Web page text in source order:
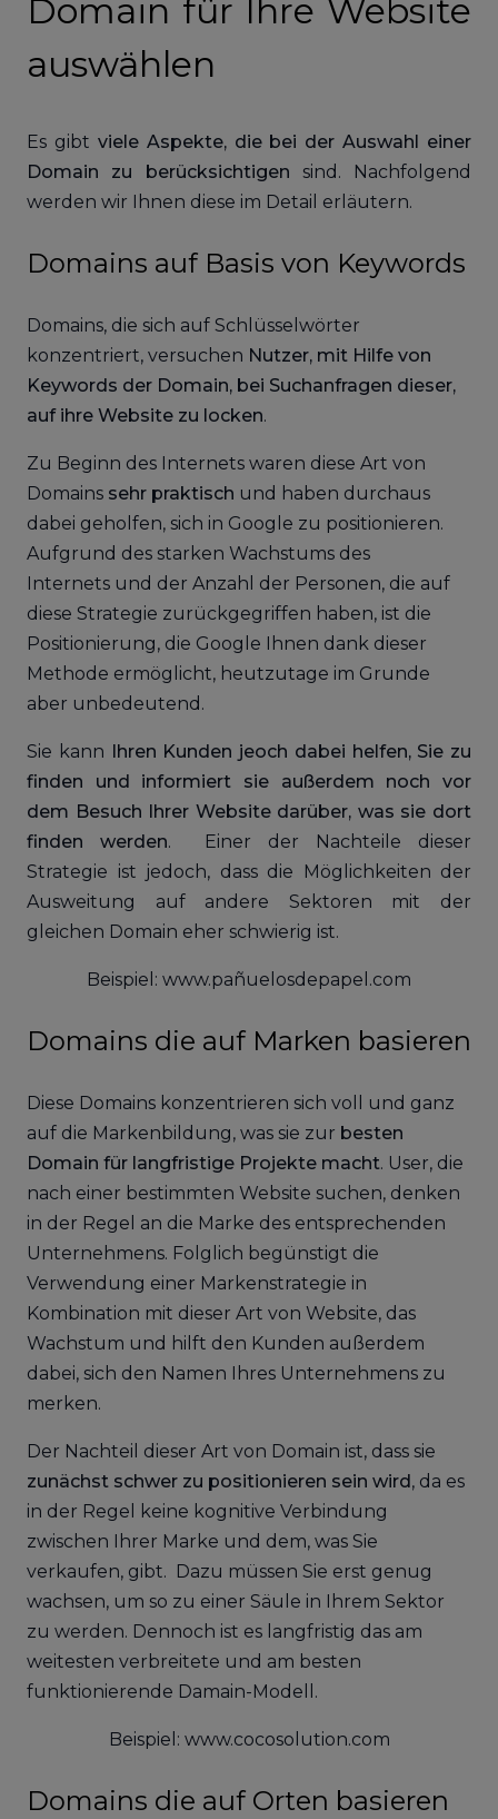
Domain für Ihre Website
auswählen
Es gibt viele Aspekte, die bei der Auswahl einer
Domain zu berücksichtigen sind. Nachfolgend
werden wir Ihnen diese im Detail erläutern.
Domains auf Basis von Keywords
Domains, die sich auf Schlüsselwörter
konzentriert, versuchen Nutzer, mit Hilfe von
Keywords der Domain, bei Suchanfragen dieser,
auf ihre Website zu locken.
Zu Beginn des Internets waren diese Art von
Domains sehr praktisch und haben durchaus
dabei geholfen, sich in Google zu positionieren.
Aufgrund des starken Wachstums des
Internets und der Anzahl der Personen, die auf
diese Strategie zurückgegriffen haben, ist die
Positionierung, die Google Ihnen dank dieser
Methode ermöglicht, heutzutage im Grunde
aber unbedeutend.
Sie kann
Ihren Kunden jeoch dabei helfen, Sie zu
finden und informiert sie außerdem noch vor
dem Besuch Ihrer Website darüber, was sie dort
finden werden. Einer der Nachteile dieser
Strategie ist jedoch, dass die Möglichkeiten der
Ausweitung auf andere Sektoren mit der
gleichen Domain eher schwierig ist.
Beispiel: www.pañuelosdepapel.com
Domains die auf Marken basieren
Diese Domains konzentrieren sich voll und ganz
auf die Markenbildung, was sie zur besten
Domain für langfristige Projekte macht. User, die
nach einer bestimmten Website suchen, denken
in der Regel an die Marke des entsprechenden
Unternehmens. Folglich begünstigt die
Verwendung einer Markenstrategie in
Kombination mit dieser Art von Website, das
Wachstum und hilft den Kunden außerdem
dabei, sich den Namen Ihres Unternehmens zu
merken.
Der Nachteil dieser Art von Domain ist, dass sie
zunächst schwer zu positionieren sein wird , da es
in der Regel keine kognitive Verbindung
zwischen Ihrer Marke und dem, was Sie
verkaufen, gibt. Dazu müssen Sie erst genug
wachsen, um so zu einer Säule in Ihrem Sektor
zu werden. Dennoch ist es langfristig das am
weitesten verbreitete und am besten
funktionierende Damain-Modell.
Beispiel: www.cocosolution.com
Domains die auf Orten basieren